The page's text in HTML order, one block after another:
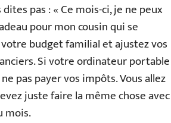
pas : « Ce mois-ci, je ne peux
pour mon cousin qui se
budget familial et ajustez vos
Si votre ordinateur portable
pas payer vos impôts. Vous allez
juste faire la même chose avec
mois.